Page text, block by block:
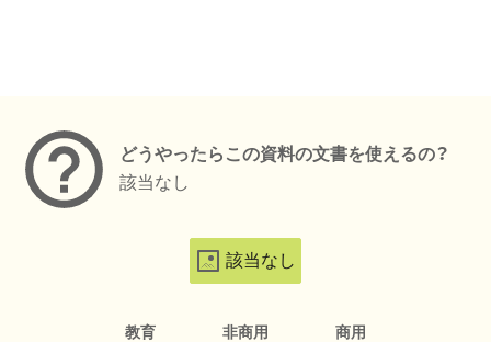
どうやったらこの資料の文書を使えるの？
該当なし
該当なし
教育 非商用 商用